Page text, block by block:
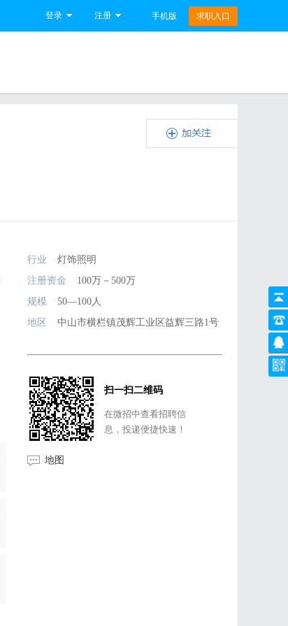
手机版 求职入口
注册
登录
行业
灯饰照明
注册资金
100万－500万
规模
50—100人
地区
中山市横栏镇茂辉工业区益辉三路1号
扫一扫二维码
在微招中查看招聘信
息，投递便捷快速！
地图